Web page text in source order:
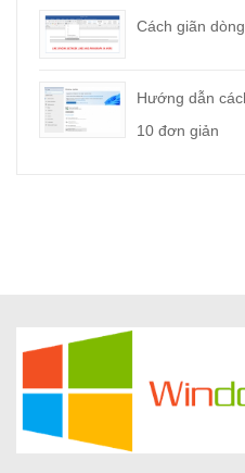
Cách giãn
Hướng dẫn
10 đơn giản